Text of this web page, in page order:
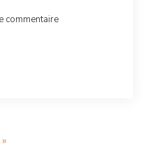
commentaire